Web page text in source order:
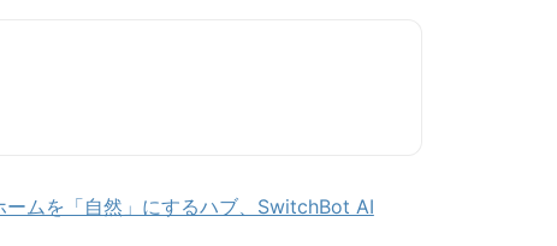
ムを「自然」にするハブ、SwitchBot AI